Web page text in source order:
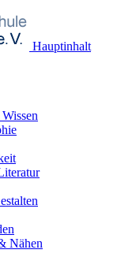
Hauptinhalt
Nähen